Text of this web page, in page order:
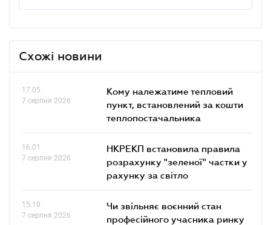
Схожі новини
17.05
7 серпня 2026
Кому належатиме тепловий
пункт, встановлений за кошти
теплопостачальника
16.01
7 серпня 2026
НКРЕКП встановила правила
розрахунку "зеленої" частки у
рахунку за світло
15.10
7 серпня 2026
Чи звільняє воєнний стан
професійного учасника ринку